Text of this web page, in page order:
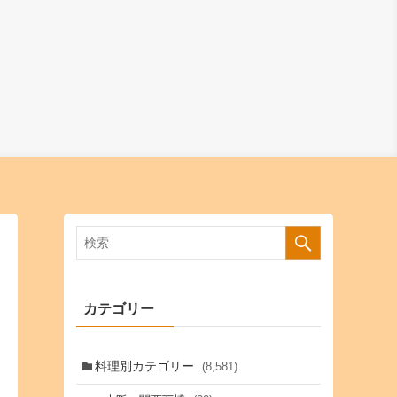
カテゴリー
料理別カテゴリー (8,581)